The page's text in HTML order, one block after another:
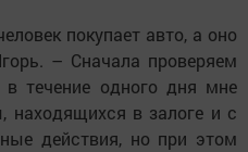
покупает авто, а оно
– Сначала проверяем
течение одного дня мне
находящихся в залоге и с
действия, но при этом